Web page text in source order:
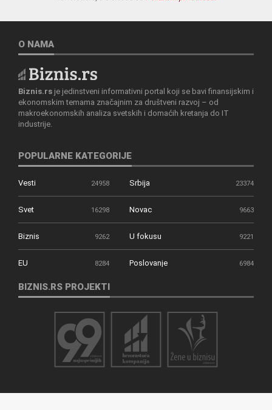
O NAMA
Biznis.rs je jedinstveni informativni portal koji se bavi finansijskim i
ekonomskim temama značajnim za društveni razvoj – od
makroekonomskih analiza svetskih i domaćih kretanja do IT
industrije.
POPULARNE KATEGORIJE
Vesti 24958 Srbija 23374
Svet 16298 Novac 9663
Biznis 9262 U fokusu 9221
EU 8284 Poslovanje 6984
BIZNIS.RS PROJEKTI